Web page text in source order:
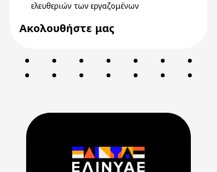
ελευθεριών των εργαζομένων
Ακολουθήστε μας